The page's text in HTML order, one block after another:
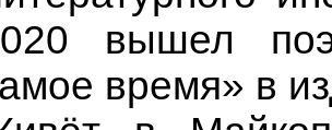
вышел
время» в